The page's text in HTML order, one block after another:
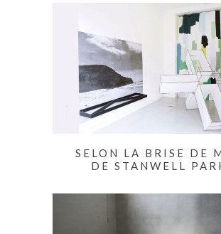
SELON LA BRISE DE
DE STANWELL